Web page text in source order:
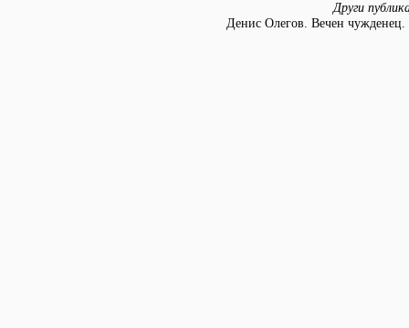
Други
Денис Олегов. Вечен